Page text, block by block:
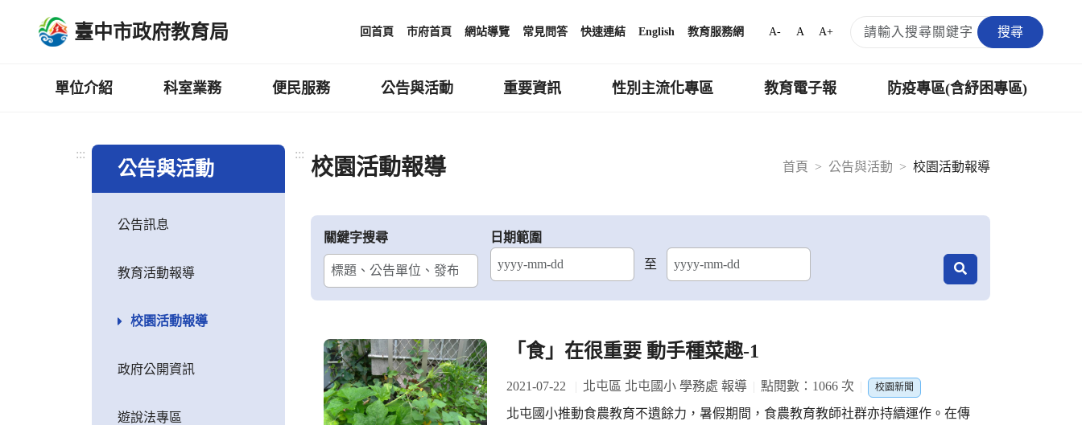
臺中市政府教育局 回首頁 市府首頁 網站導覽 常見問答 快速連結 English 教育服務網 A- A A+ 搜尋
單位介紹 科室業務 便民服務 公告與活動 重要資訊 性別主流化專區 教育電子報 防疫專區(含紓困專區)
:::
公告與活動
公告訊息
教育活動報導
校園活動報導
政府公開資訊
遊說法專區
:::
首頁
公告與活動 校園活動報導
校園活動報導
關鍵字搜尋
日期範圍
至
結束日期
「食」在很重要 動手種菜趣-1
2021-07-22 北屯區 北屯國小 學務處 報導 點閱數：1066 次 校園新聞
北屯國小推動食農教育不遺餘力，暑假期間，食農教育教師社群亦持續運作。在傳